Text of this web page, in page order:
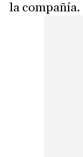
la compañía.